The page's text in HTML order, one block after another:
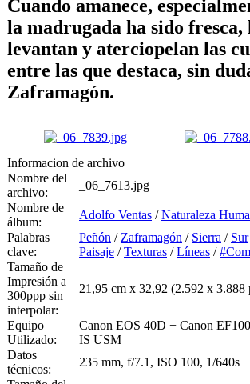
Cuando amanece,
la madrugada ha sido fresca,
levantan y aterciopelan las
entre las que destaca, sin
Zaframagón.
Informacion de archivo
Nombre del
archivo:
_06_7613.jpg
Nombre de
álbum:
Adolfo Ventas /Naturaleza
Palabras
clave:
Peñón / Zaframagón / Sierra / Sur
Paisaje /Texturas /Líneas /
Tamaño de
Impresión a
300ppp sin
interpolar:
21,95 cm x 32,92 (2.592 x 3.888
Equipo
Utilizado:
Canon EOS 40D + Canon
IS USM
Datos
técnicos:
235 mm, f/7.1, ISO 100, 1/640s